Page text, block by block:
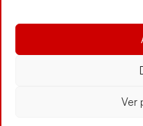
Ver
Copyright © 2025
Protección de datos